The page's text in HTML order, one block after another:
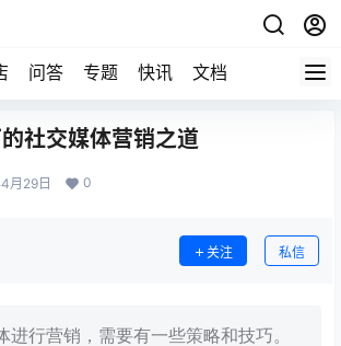
问答 专题 快讯 文档
社交媒体营销之道
月29日 0
关注 私信
进行营销，需要有一些策略和技巧。